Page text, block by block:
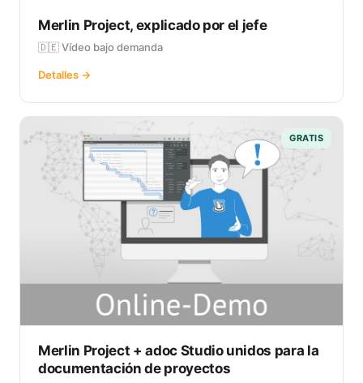
Merlin Project, explicado por el jefe
🇩🇪 Vídeo bajo demanda
Detalles →
GRATIS
Merlin Project + adoc Studio unidos para la
documentación de proyectos